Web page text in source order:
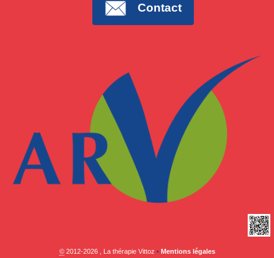
Contact
©2012-2026 , La thérapie Vittoz • Mentions légales